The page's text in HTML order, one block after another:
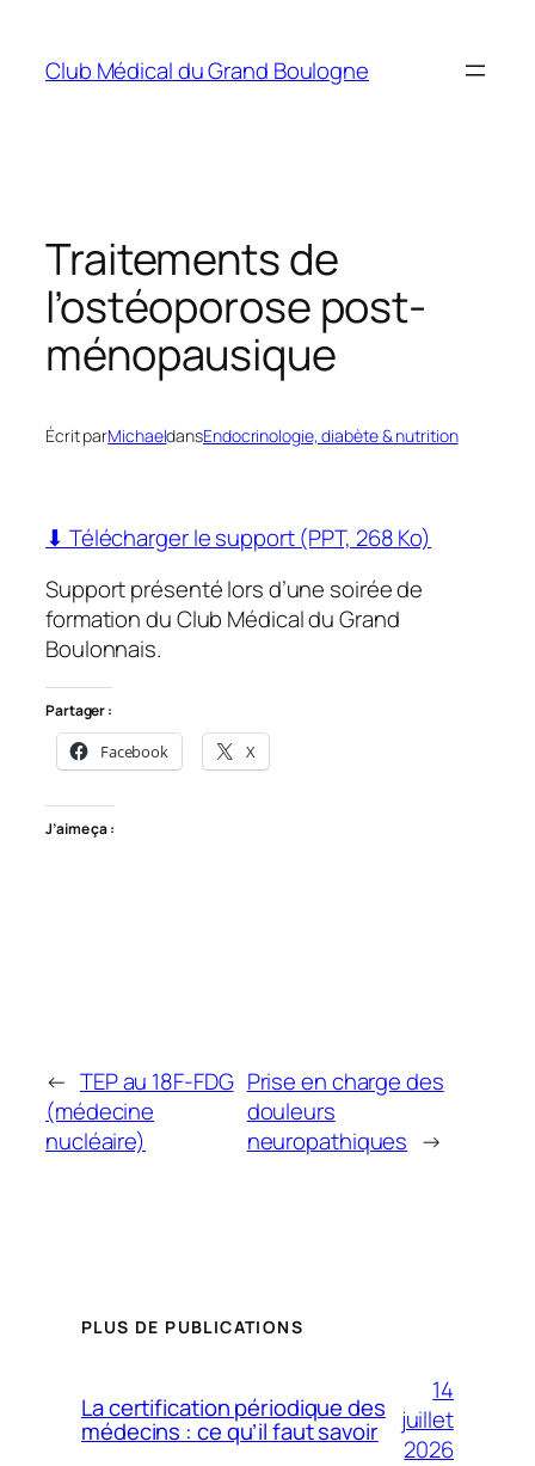
contenu
Club Médical du Grand Boulogne
Traitements de
l’ostéoporose post-
ménopausique
Écrit parMichaeldansEndocrinologie, diabète & nutrition
⬇ Télécharger le support (PPT, 268 Ko)
Support présenté lors d’une soirée de
formation du Club Médical du Grand
Boulonnais.
Partager :
Facebook X
J’aime ça :
← TEP au 18F-FDG
(médecine
nucléaire)
Prise en charge des
douleurs
neuropathiques →
PLUS DE PUBLICATIONS
La certification périodique des
médecins : ce qu’il faut savoir
14
juillet
2026